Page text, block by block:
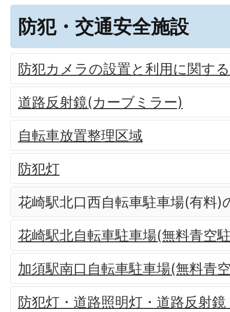
防犯・交通安全施設
防犯カメラの設置と利用に関す
道路反射鏡(カーブミラー)
自転車放置整理区域
防犯灯
花崎駅北口西自転車駐車場(有料)
花崎駅北自転車駐車場(無料青空
加須駅南口自転車駐車場(無料青
防犯灯・道路照明灯・道路反射